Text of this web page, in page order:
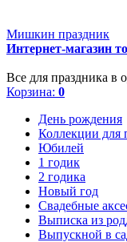
Мишкин праздник
Интернет-магазин
Все для праздника в
Корзина: 0
День рождения
Коллекции для
Юбилей
1 годик
2 годика
Новый год
Свадебные
Выписка из
Выпускной в